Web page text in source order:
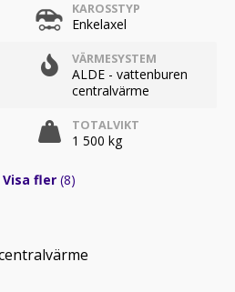
KAROSSTYP
Enkelaxel
VÄRMESYSTEM
ALDE - vattenburen
centralvärme
TOTALVIKT
1 500 kg
Visa fler (8)